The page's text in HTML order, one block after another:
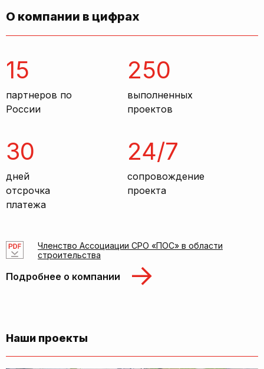
О компании в цифрах
15
партнеров по
России
250
выполненных
проектов
30
дней
отсрочка
платежа
24/7
сопровождение
проекта
Членство Ассоциации СРО «ПОС» в области
строительства
Подробнее о компании
Наши проекты